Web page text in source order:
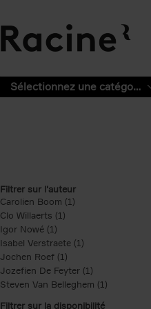
Sélectionnez une catégorie
Filtrer sur l'auteur
Carolien Boom (1)
Clo Willaerts (1)
Igor Nowé (1)
Isabel Verstraete (1) Apply Isabel
Jochen Roef (1)
Jozefien De Feyter (1) Apply
Steven Van Belleghem (1) Apply
Filtrer sur la disponibilité